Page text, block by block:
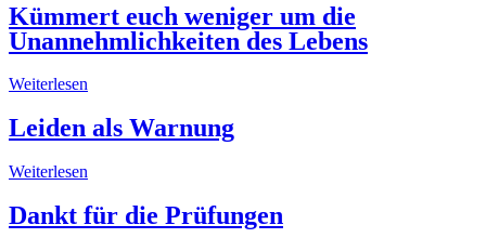
Kümmert euch weniger um die
Unannehmlichkeiten des Lebens
Weiterlesen
Leiden als Warnung
Weiterlesen
Dankt für die Prüfungen